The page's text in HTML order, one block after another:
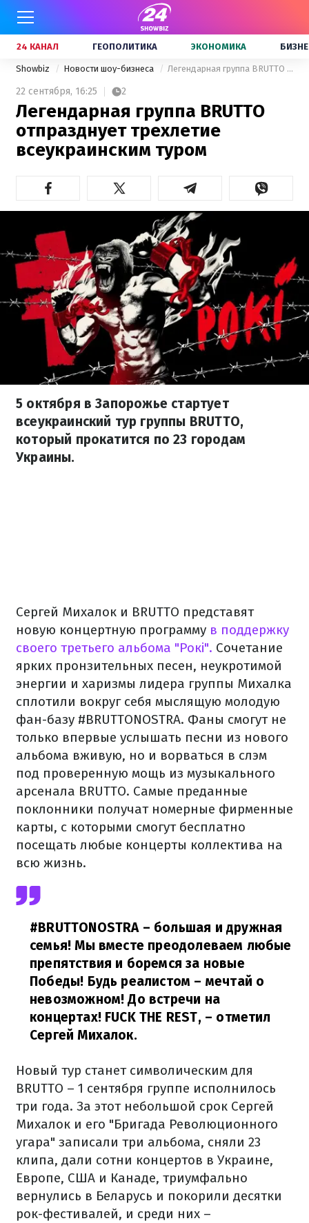
24 КАНАЛ ГЕОПОЛИТИКА ЭКОНОМИКА
Showbiz Новости шоу-бизнеса Легендарная группа BRUTTO отпразднует трехлетие всеукраинским туром
22 сентября, 16:25 2
Легендарная группа BRUTTO
отпразднует трехлетие
всеукраинским туром
5 октября в Запорожье стартует
всеукраинский тур группы BRUTTO,
который прокатится по 23 городам
Украины.
Сергей Михалок и BRUTTO представят
новую концертную программу в поддержку
своего третьего альбома "Рокі". Сочетание
ярких пронзительных песен, неукротимой
энергии и харизмы лидера группы Михалка
сплотили вокруг себя мыслящую молодую
фан-базу #BRUTTONOSTRA. Фаны смогут не
только впервые услышать песни из нового
альбома вживую, но и ворваться в слэм
под проверенную мощь из музыкального
арсенала BRUTTO. Самые преданные
поклонники получат номерные фирменные
карты, с которыми смогут бесплатно
посещать любые концерты коллектива на
всю жизнь.
#BRUTTONOSTRA – большая и дружная
семья! Мы вместе преодолеваем любые
препятствия и боремся за новые
Победы! Будь реалистом – мечтай о
невозможном! До встречи на
концертах! FUCK THE REST, – отметил
Сергей Михалок.
Новый тур станет символическим для
BRUTTO – 1 сентября группе исполнилось
три года. За этот небольшой срок Сергей
Михалок и его "Бригада Революционного
угара" записали три альбома, сняли 23
клипа, дали сотни концертов в Украине,
Европе, США и Канаде, триумфально
вернулись в Беларусь и покорили десятки
рок-фестивалей, и среди них –